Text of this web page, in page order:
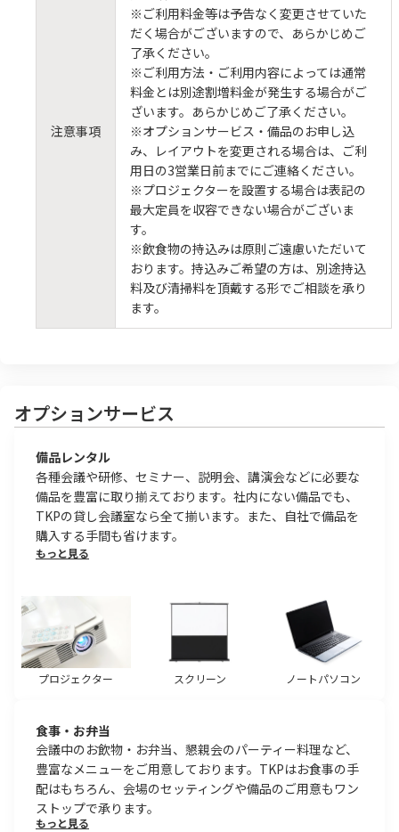
注意事項
※ご利用料金等は予告なく変更させていた
だく場合がございますので、あらかじめご
了承ください。
※ご利用方法・ご利用内容によっては通常
料金とは別途割増料金が発生する場合がご
ざいます。あらかじめご了承ください。
※オプションサービス・備品のお申し込
み、レイアウトを変更される場合は、ご利
用日の3営業日前までにご連絡ください。
※プロジェクターを設置する場合は表記の
最大定員を収容できない場合がございま
す。
※飲食物の持込みは原則ご遠慮いただいて
おります。持込みご希望の方は、別途持込
料及び清掃料を頂戴する形でご相談を承り
ます。
オプションサービス
備品レンタル
各種会議や研修、セミナー、説明会、講演会などに必要な
備品を豊富に取り揃えております。社内にない備品でも、
TKPの貸し会議室なら全て揃います。また、自社で備品を
購入する手間も省けます。
もっと見る
プロジェクター スクリーン ノートパソコン
食事・お弁当
会議中のお飲物・お弁当、懇親会のパーティー料理など、
豊富なメニューをご用意しております。TKPはお食事の手
配はもちろん、会場のセッティングや備品のご用意もワン
ストップで承ります。
もっと見る